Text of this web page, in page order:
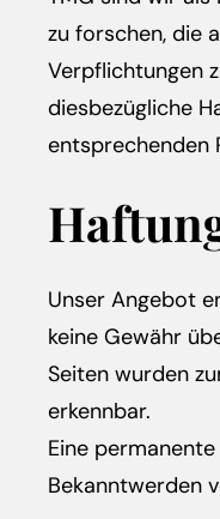
zu forschen, die
Verpflichtungen
diesbezügliche
entsprechenden
Unser Angebot
keine Gewähr
Seiten wurden
erkennbar.
Eine
Bekanntwerden